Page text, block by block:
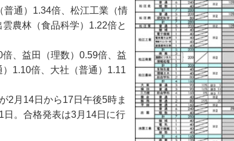
通）1.34倍、松江工業（情
農林（食品科学）1.22倍と
、益田（理数）0.59倍、益
1.10倍、大社（普通）1.11
2月14日から17日午後5時ま
。合格発表は3月14日に行